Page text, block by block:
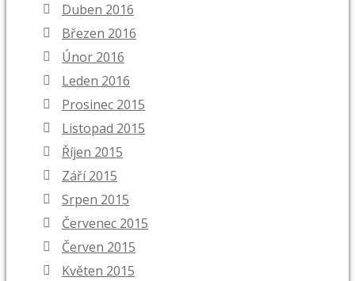
Duben 2016
Březen 2016
Únor 2016
Leden 2016
Prosinec 2015
Listopad 2015
Říjen 2015
Září 2015
Srpen 2015
Červenec 2015
Červen 2015
Květen 2015